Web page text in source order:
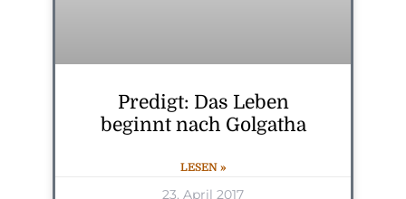
Predigt: Das Leben
beginnt nach Golgatha
LESEN »
23. April 2017